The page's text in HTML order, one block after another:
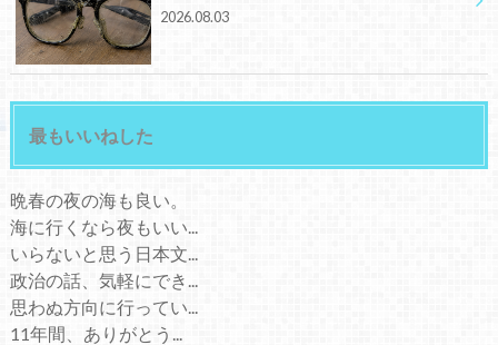
2026.08.03
最もいいねした
晩春の夜の海も良い。
海に行くなら夜もいい...
いらないと思う日本文...
政治の話、気軽にでき...
思わぬ方向に行ってい...
11年間、ありがとう...